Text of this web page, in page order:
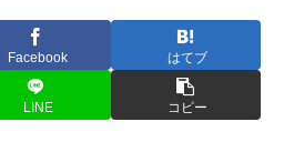
Facebook はてブ
LINE コピー